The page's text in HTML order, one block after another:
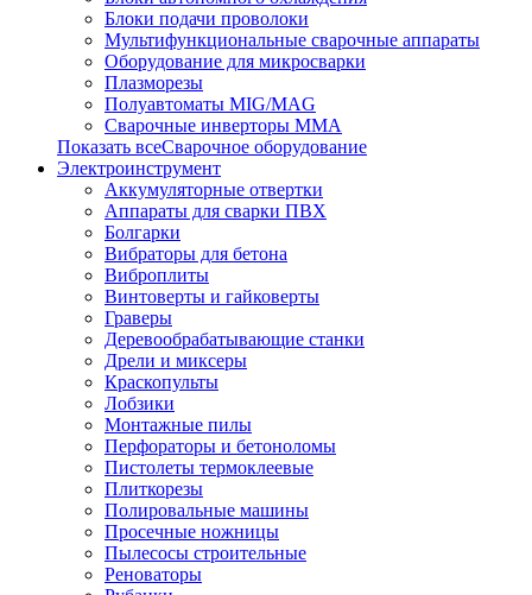
Блоки подачи проволоки
Мультифункциональные сварочные аппараты
Оборудование для микросварки
Плазморезы
Полуавтоматы MIG/MAG
Сварочные инверторы ММА
Показать всеСварочное оборудование
Электроинструмент
Аккумуляторные отвертки
Аппараты для сварки ПВХ
Болгарки
Вибраторы для бетона
Виброплиты
Винтоверты и гайковерты
Граверы
Деревообрабатывающие станки
Дрели и миксеры
Краскопульты
Лобзики
Монтажные пилы
Перфораторы и бетоноломы
Пистолеты термоклеевые
Плиткорезы
Полировальные машины
Просечные ножницы
Пылесосы строительные
Реноваторы